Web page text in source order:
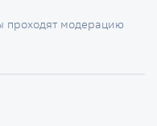
проходят модерацию